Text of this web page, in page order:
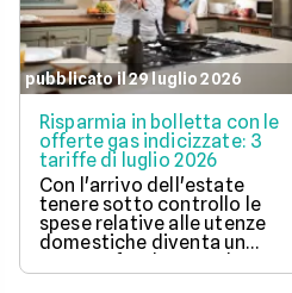
pubblicato il 29 luglio 2026
Risparmia in bolletta con le
offerte gas indicizzate: 3
tariffe di luglio 2026
Con l'arrivo dell'estate
tenere sotto controllo le
spese relative alle utenze
domestiche diventa un
aspetto fondamentale per
la pianificazione del bilancio